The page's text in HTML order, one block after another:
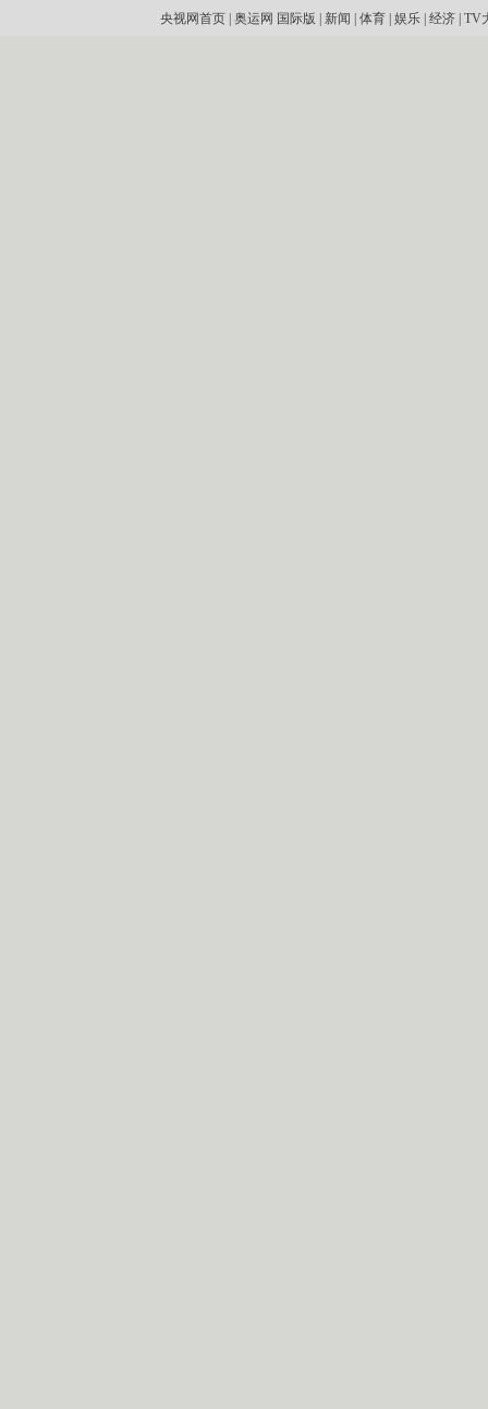
央视网首页| 奥运网 国际版 新闻 体育| 娱乐| 经济| TV